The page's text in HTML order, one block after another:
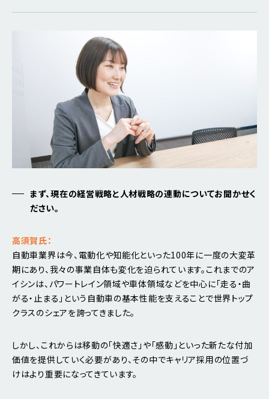
まず、現在の経営戦略と人材戦略の連動についてお聞かせく
ださい。
高須賀氏：
自動車業界は今、電動化や知能化といった100年に一度の大変革
期にあり、我々の事業自体も変化を迫られています。これまでのア
イシンは、パワートレイン領域や車体領域などを中心に「走る・曲
がる・止まる」という自動車の基本性能を支えることで世界トップ
クラスのシェアを誇ってきました。
しかし、これからは移動の「快適さ」や「感動」といった新たな付加
価値を提供していく必要があり、その中でキャリア採用の位置づ
けはより重要になってきています。